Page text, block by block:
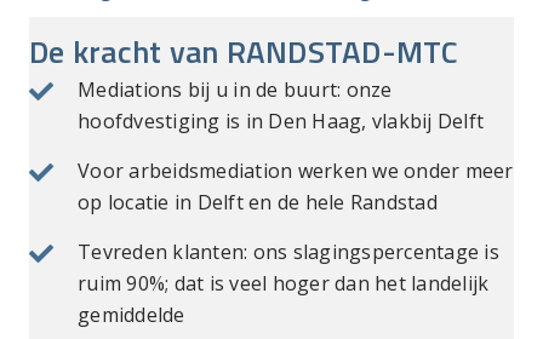
De kracht van RANDSTAD-MTC
Mediations bij u in de buurt: onze
hoofdvestiging is in Den Haag, vlakbij Delft
Voor arbeidsmediation werken we onder meer
op locatie in Delft en de hele Randstad
Tevreden klanten: ons slagingspercentage is
ruim 90%; dat is veel hoger dan het landelijk
gemiddelde